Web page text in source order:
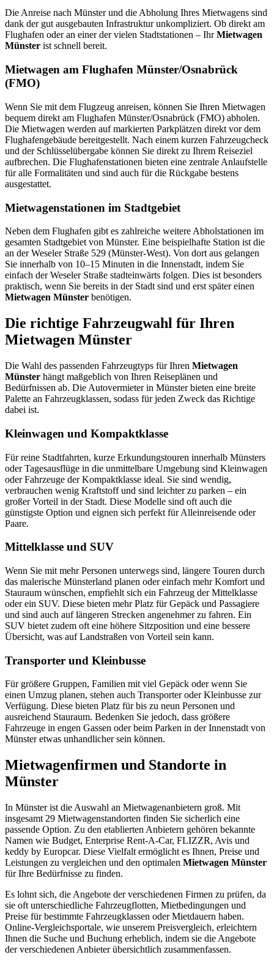
Die Anreise nach Münster und die Abholung Ihres Mietwagens sind
dank der gut ausgebauten Infrastruktur unkompliziert. Ob direkt am
Flughafen oder an einer der vielen Stadtstationen – IhrMietwagen
Münster ist schnell bereit.
Mietwagen am Flughafen Münster/Osnabrück
(FMO)
Wenn Sie mit dem Flugzeug anreisen, können Sie Ihren Mietwagen
bequem direkt am Flughafen Münster/Osnabrück (FMO) abholen.
Die Mietwagen werden auf markierten Parkplätzen direkt vor dem
Flughafengebäude bereitgestellt. Nach einem kurzen Fahrzeugcheck
und der Schlüsselübergabe können Sie direkt zu Ihrem Reiseziel
aufbrechen. Die Flughafenstationen bieten eine zentrale Anlaufstelle
für alle Formalitäten und sind auch für die Rückgabe bestens
ausgestattet.
Mietwagenstationen im Stadtgebiet
Neben dem Flughafen gibt es zahlreiche weitere Abholstationen im
gesamten Stadtgebiet von Münster. Eine beispielhafte Station ist die
an der Weseler Straße 529 (Münster-West). Von dort aus gelangen
Sie innerhalb von 10–15 Minuten in die Innenstadt, indem Sie
einfach der Weseler Straße stadteinwärts folgen. Dies ist besonders
praktisch, wenn Sie bereits in der Stadt sind und erst später einen
Mietwagen Münster benötigen.
Die richtige Fahrzeugwahl für Ihren
Mietwagen Münster
Die Wahl des passenden Fahrzeugtyps für Ihren Mietwagen
Münster hängt maßgeblich von Ihren Reiseplänen und
Bedürfnissen ab. Die Autovermieter in Münster bieten eine breite
Palette an Fahrzeugklassen, sodass für jeden Zweck das Richtige
dabei ist.
Kleinwagen und Kompaktklasse
Für reine Stadtfahrten, kurze Erkundungstouren innerhalb Münsters
oder Tagesausflüge in die unmittelbare Umgebung sind Kleinwagen
oder Fahrzeuge der Kompaktklasse ideal. Sie sind wendig,
verbrauchen wenig Kraftstoff und sind leichter zu parken – ein
großer Vorteil in der Stadt. Diese Modelle sind oft auch die
günstigste Option und eignen sich perfekt für Alleinreisende oder
Paare.
Mittelklasse und SUV
Wenn Sie mit mehr Personen unterwegs sind, längere Touren durch
das malerische Münsterland planen oder einfach mehr Komfort und
Stauraum wünschen, empfiehlt sich ein Fahrzeug der Mittelklasse
oder ein SUV. Diese bieten mehr Platz für Gepäck und Passagiere
und sind auch auf längeren Strecken angenehmer zu fahren. Ein
SUV bietet zudem oft eine höhere Sitzposition und eine bessere
Übersicht, was auf Landstraßen von Vorteil sein kann.
Transporter und Kleinbusse
Für größere Gruppen, Familien mit viel Gepäck oder wenn Sie
einen Umzug planen, stehen auch Transporter oder Kleinbusse zur
Verfügung. Diese bieten Platz für bis zu neun Personen und
ausreichend Stauraum. Bedenken Sie jedoch, dass größere
Fahrzeuge in engen Gassen oder beim Parken in der Innenstadt von
Münster etwas unhandlicher sein können.
Mietwagenfirmen und Standorte in
Münster
In Münster ist die Auswahl an Mietwagenanbietern groß. Mit
insgesamt 29 Mietwagenstandorten finden Sie sicherlich eine
passende Option. Zu den etablierten Anbietern gehören bekannte
Namen wie Budget, Enterprise Rent-A-Car, FLIZZR, Avis und
keddy by Europcar. Diese Vielfalt ermöglicht es Ihnen, Preise und
Leistungen zu vergleichen und den optimalen Mietwagen Münster
für Ihre Bedürfnisse zu finden.
Es lohnt sich, die Angebote der verschiedenen Firmen zu prüfen, da
sie oft unterschiedliche Fahrzeugflotten, Mietbedingungen und
Preise für bestimmte Fahrzeugklassen oder Mietdauern haben.
Online-Vergleichsportale, wie unserem Preisvergleich, erleichtern
Ihnen die Suche und Buchung erheblich, indem sie die Angebote
der verschiedenen Anbieter übersichtlich zusammenfassen.